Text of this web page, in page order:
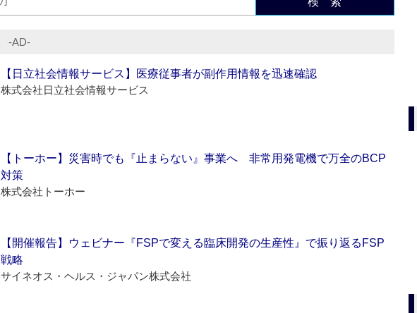
‐AD‐
【日立社会情報サービス】医療従事者が副作用情報を迅速確認
株式会社日立社会情報サービス
【トーホー】災害時でも『止まらない』事業へ 非常用発電機で万全のBCP
対策
株式会社トーホー
【開催報告】ウェビナー『FSPで変える臨床開発の生産性』で振り返るFSP
戦略
サイネオス・ヘルス・ジャパン株式会社